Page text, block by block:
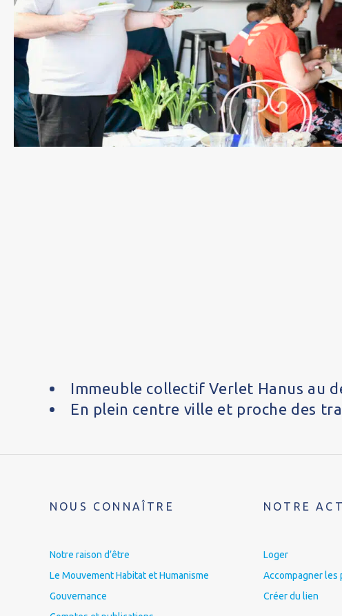
Immeuble collectif Verlet Hanus au
En plein centre ville et proche des
NOUS CONNAÎTRE
Notre raison d’être
Le Mouvement Habitat et Humanisme
Gouvernance
NOTRE
Loger
Accompagner
Créer du lien